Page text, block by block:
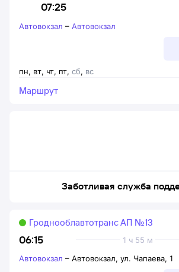
07:25
пн, вт, чт, пт, сб, вс
Автовокзал – Автовокзал
Маршрут
Заботливая служба
06:15 1 ч 55 м
Гроднооблавтотранс АП №13
Автовокзал – Автовокзал, ул. Чапаева, 1